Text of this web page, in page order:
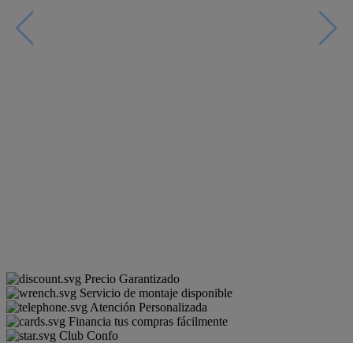
Precio Garantizado
Servicio de montaje disponible
Atención Personalizada
Financia tus compras fácilmente
Club Confo